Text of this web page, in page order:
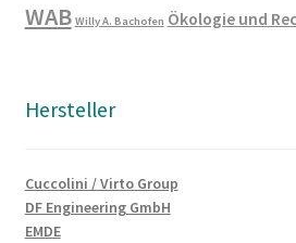
WAB Willy A. Bachofen Ökologie und
Hersteller
Cuccolini / Virto Group
DF Engineering GmbH
EMDE